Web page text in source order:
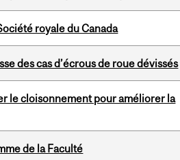
royale du Canada
des cas d’écrous de roue dévissés
le cloisonnement pour améliorer la
de la Faculté